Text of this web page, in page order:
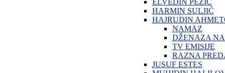
ELVEDIN PEZIĆ
HARMIN SULJIĆ
HAJRUDIN
NAMAZ
DŽENAZA
TV EMISIJE
RAZNA
JUSUF ESTES